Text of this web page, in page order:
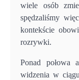
wiele osób
spędzaliśmy
kontekście
rozrywki.
Ponad połowa
widzenia w